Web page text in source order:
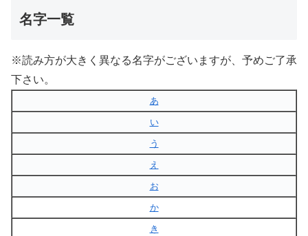
名字一覧
※読み方が大きく異なる名字がございますが、予めご了承
下さい。
あ
い
う
え
お
か
き